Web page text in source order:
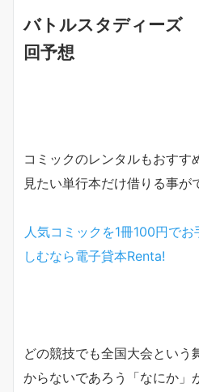
バトルスタディーズ
回予想
コミックのレンタルもおすす
見たい単行本だけ借りる事が
人気コミックを1冊100円で
しむなら電子貸本Renta!
どの競技でも全国大会という
からないであろう「なにか」